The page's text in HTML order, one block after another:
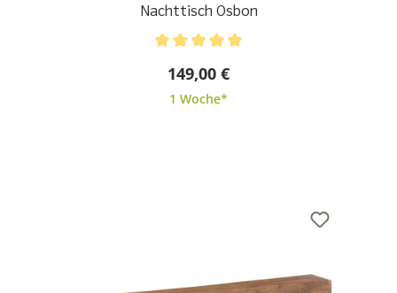
Nachttisch Osbon
149,00 €
1 Woche*